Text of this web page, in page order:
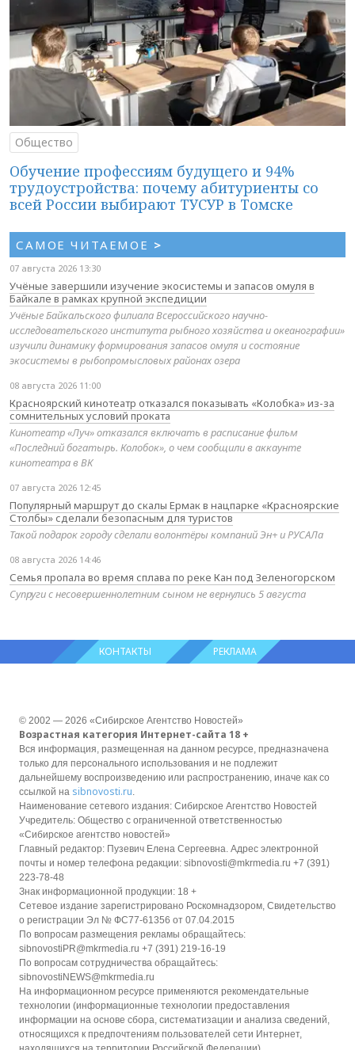
Общество
Обучение профессиям будущего и 94%
трудоустройства: почему абитуриенты со
всей России выбирают ТУСУР в Томске
САМОЕ ЧИТАЕМОЕ >
07 августа 2026 13:30
Учёные завершили изучение экосистемы и запасов омуля в
Байкале в рамках крупной экспедиции
Учёные Байкальского филиала Всероссийского научно-
исследовательского института рыбного хозяйства и океанографии»
изучили динамику формирования запасов омуля и состояние
экосистемы в рыбопромысловых районах озера
08 августа 2026 11:00
Красноярский кинотеатр отказался показывать «Колобка» из-за
сомнительных условий проката
Кинотеатр «Луч» отказался включать в расписание фильм
«Последний богатырь. Колобок», о чем сообщили в аккаунте
кинотеатра в ВК
07 августа 2026 12:45
Популярный маршрут до скалы Ермак в нацпарке «Красноярские
Столбы» сделали безопасным для туристов
Такой подарок городу сделали волонтёры компаний Эн+ и РУСАЛа
08 августа 2026 14:46
Семья пропала во время сплава по реке Кан под Зеленогорском
Супруги с несовершеннолетним сыном не вернулись 5 августа
КОНТАКТЫ РЕКЛАМА
© 2002 — 2026 «Сибирское Агентство Новостей»
Возрастная категория Интернет-сайта 18 +
Вся информация, размещенная на данном ресурсе, предназначена
только для персонального использования и не подлежит
дальнейшему воспроизведению или распространению, иначе как со
ссылкой на sibnovosti.ru
Наименование сетевого издания: Сибирское Агентство Новостей
Учредитель: Общество с ограниченной ответственностью
«Сибирское агентство новостей»
Главный редактор: Пузевич Елена Сергеевна. Адрес электронной
почты и номер телефона редакции: sibnovosti@mkrmedia.ru +7 (391)
223-78-48
Знак информационной продукции: 18 +
Сетевое издание зарегистрировано Роскомнадзором, Свидетельство
о регистрации Эл № ФС77-61356 от 07.04.2015
По вопросам размещения рекламы обращайтесь:
sibnovostiPR@mkrmedia.ru +7 (391) 219-16-19
По вопросам сотрудничества обращайтесь:
sibnovostiNEWS@mkrmedia.ru
На информационном ресурсе применяются рекомендательные
технологии (информационные технологии предоставления
информации на основе сбора, систематизации и анализа сведений,
относящихся к предпочтениям пользователей сети Интернет,